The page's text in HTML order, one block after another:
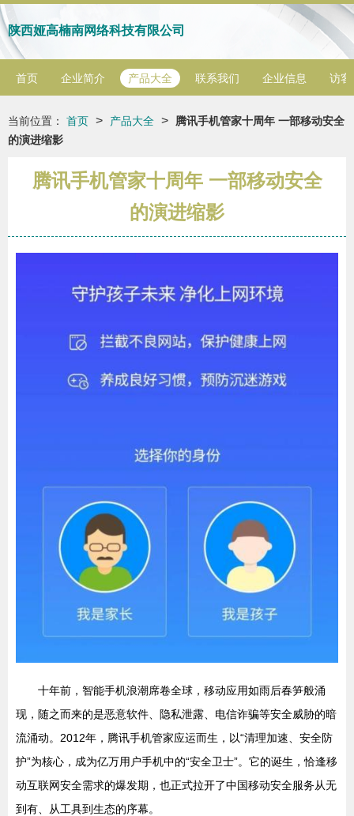
陕西娅高楠南网络科技有限公司
首页 企业简介 产品大全 联系我们 企业信息 访客
当前位置： 首页 > 产品大全 >
腾讯手机管家十周年 一部移动安全
的演进缩影
腾讯手机管家十周年 一部移动安全
的演进缩影
十年前，智能手机浪潮席卷全球，移动应用如雨后春笋般涌
现，随之而来的是恶意软件、隐私泄露、电信诈骗等安全威胁的暗
流涌动。2012年，腾讯手机管家应运而生，以“清理加速、安全防
护”为核心，成为亿万用户手机中的“安全卫士”。它的诞生，恰逢移
动互联网安全需求的爆发期，也正式拉开了中国移动安全服务从无
到有、从工具到生态的序幕。